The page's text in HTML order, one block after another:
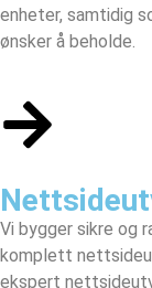
enheter, samtidig
ønsker å beholde.
Vi bygger sikre og
komplett
ekspert